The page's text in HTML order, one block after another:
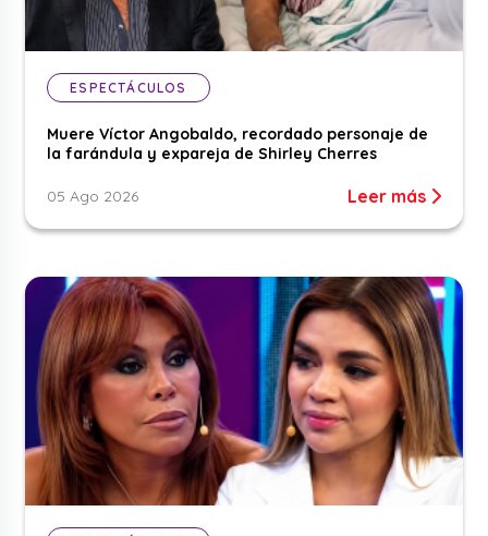
ESPECTÁCULOS
Muere Víctor Angobaldo, recordado personaje de
la farándula y expareja de Shirley Cherres
05 Ago 2026 Leer más